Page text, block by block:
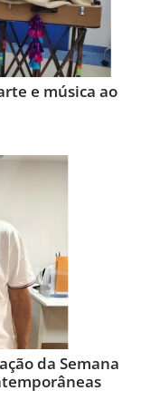
e música ao
da Semana